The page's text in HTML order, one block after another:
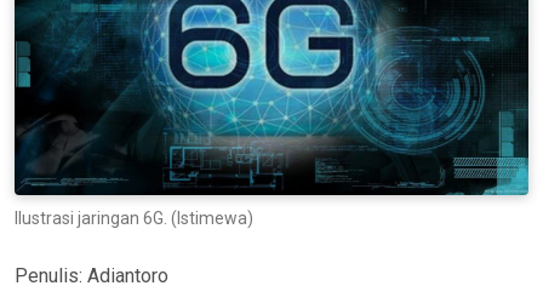
Ilustrasi jaringan 6G. (Istimewa)
Penulis: Adiantoro